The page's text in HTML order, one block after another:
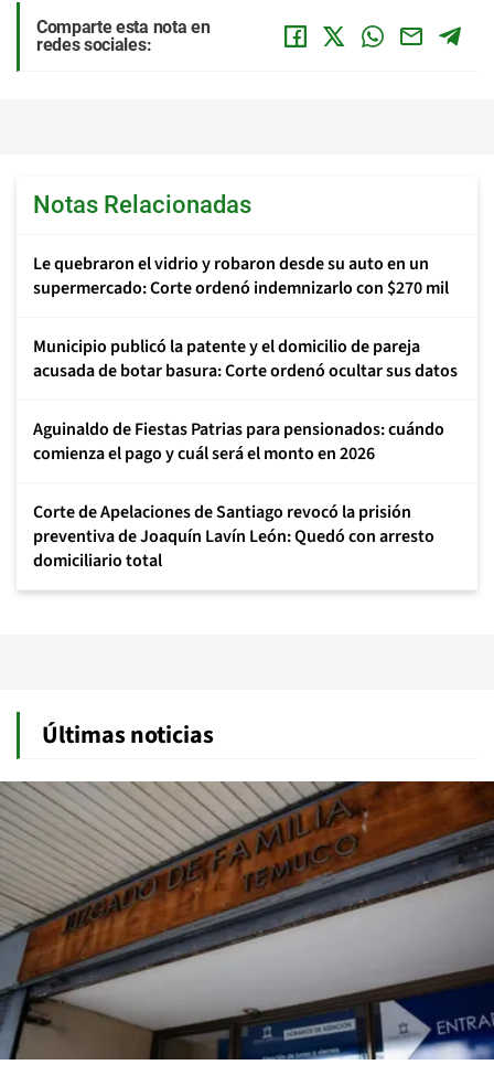
Comparte esta nota en
redes sociales:
Notas Relacionadas
Le quebraron el vidrio y robaron desde su auto en un
supermercado: Corte ordenó indemnizarlo con $270 mil
Municipio publicó la patente y el domicilio de pareja
acusada de botar basura: Corte ordenó ocultar sus datos
Aguinaldo de Fiestas Patrias para pensionados: cuándo
comienza el pago y cuál será el monto en 2026
Corte de Apelaciones de Santiago revocó la prisión
preventiva de Joaquín Lavín León: Quedó con arresto
domiciliario total
Últimas noticias